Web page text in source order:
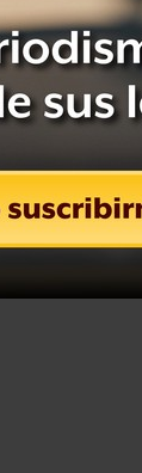
elaborar